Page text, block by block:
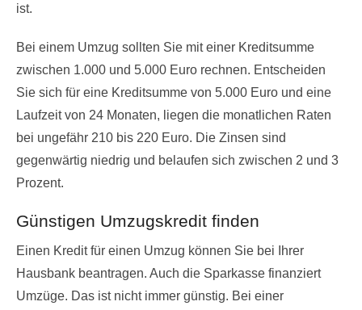
ist.
Bei einem Umzug sollten Sie mit einer Kreditsumme
zwischen 1.000 und 5.000 Euro rechnen. Entscheiden
Sie sich für eine Kreditsumme von 5.000 Euro und eine
Laufzeit von 24 Monaten, liegen die monatlichen Raten
bei ungefähr 210 bis 220 Euro. Die Zinsen sind
gegenwärtig niedrig und belaufen sich zwischen 2 und 3
Prozent.
Günstigen Umzugskredit finden
Einen Kredit für einen Umzug können Sie bei Ihrer
Hausbank beantragen. Auch die Sparkasse finanziert
Umzüge. Das ist nicht immer günstig. Bei einer